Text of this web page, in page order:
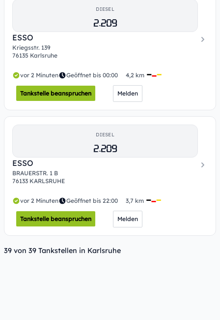
DIESEL
2.209
ESSO
Kriegsstr. 139
76135 Karlsruhe
vor 2 Minuten Geöffnet bis 00:00 4,2 km
Tankstelle beanspruchen Melden
DIESEL
2.209
ESSO
BRAUERSTR. 1 B
76133 KARLSRUHE
vor 2 Minuten Geöffnet bis 22:00 3,7 km
Tankstelle beanspruchen Melden
39 von 39 Tankstellen in Karlsruhe